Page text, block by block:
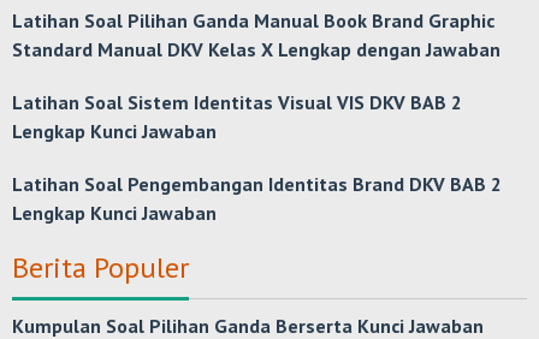
Latihan Soal Pilihan Ganda Manual Book Brand Graphic
Standard Manual DKV Kelas X Lengkap dengan Jawaban
Latihan Soal Sistem Identitas Visual VIS DKV BAB 2
Lengkap Kunci Jawaban
Latihan Soal Pengembangan Identitas Brand DKV BAB 2
Lengkap Kunci Jawaban
Berita Populer
Kumpulan Soal Pilihan Ganda Berserta Kunci Jawaban